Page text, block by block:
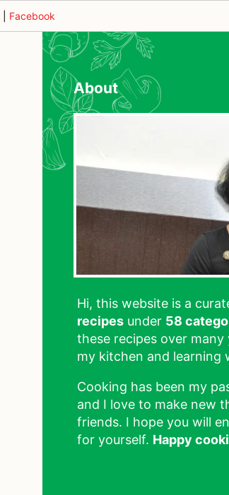
Facebook
About
Hi, this website is a
recipes under 58
these recipes over
my kitchen and learning
Cooking has been my
and I love to make new
friends. I hope you will
for yourself. Happy